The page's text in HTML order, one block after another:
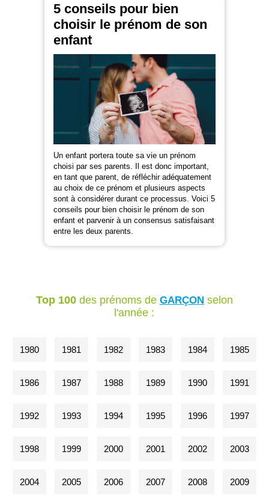
5 conseils pour bien
choisir le prénom de son
enfant
Un enfant portera toute sa vie un prénom
choisi par ses parents. Il est donc important,
en tant que parent, de réfléchir adéquatement
au choix de ce prénom et plusieurs aspects
sont à considérer durant ce processus. Voici 5
conseils pour bien choisir le prénom de son
enfant et parvenir à un consensus satisfaisant
entre les deux parents.
Top 100des prénoms de GARÇONselon
l'année :
1980 1981 1982 1983 1984 1985
1986 1987 1988 1989 1990 1991
1992 1993 1994 1995 1996 1997
1998 1999 2000 2001 2002 2003
2004 2005 2006 2007 2008 2009